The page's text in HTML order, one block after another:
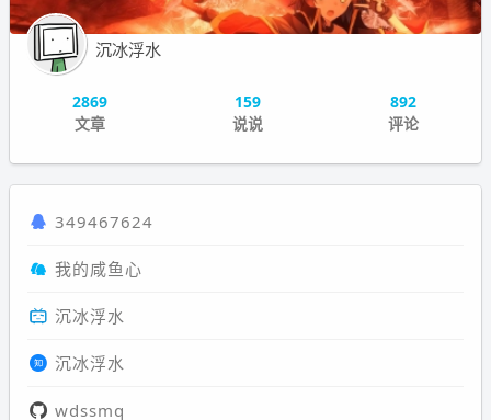
沉冰浮水
2869
文章
159
说说
892
评论
349467624
我的咸鱼心
沉冰浮水
沉冰浮水
wdssmq